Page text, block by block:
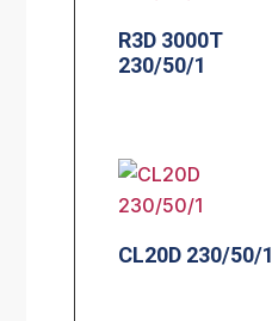
R3D 3000T
230/50/1
CL20D 230/50/1